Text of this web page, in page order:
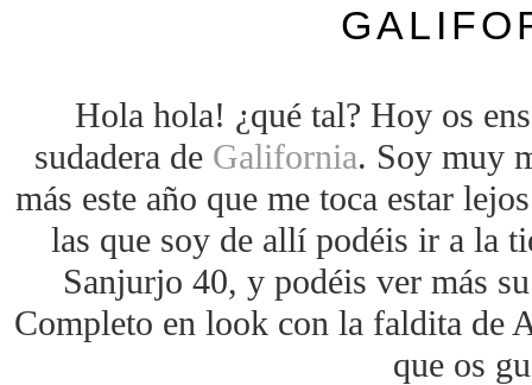
Hola hola! ¿qué tal? Hoy os
sudadera de Galifornia. Soy muy
más este año que me toca estar
las que soy de allí podéis ir a la
Sanjurjo 40, y podéis ver más
Completo en look con la faldita de
que os